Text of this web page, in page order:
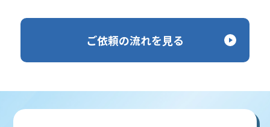
ご依頼の流れを見る